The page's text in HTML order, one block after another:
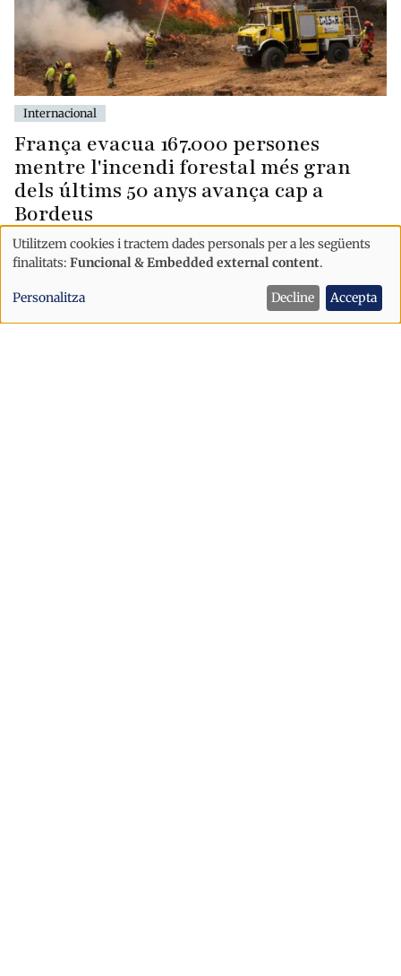
Internacional
França evacua 167.000 persones
mentre l'incendi forestal més gran
dels últims 50 anys avança cap a
Bordeus
Ús
de
dades
Utilitzem cookies i tractem dades personals per a les següents
finalitats: Funcional & Embedded external content.
Personalitza Decline Accepta